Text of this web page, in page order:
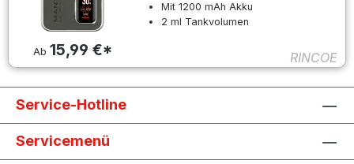
Ab 15,99 €*
Mit 1200 mAh Akku
2 ml Tankvolumen
RINCOE
Service-Hotline
Servicemenü